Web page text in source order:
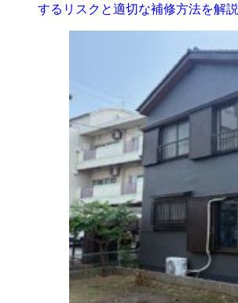
するリスクと適切な補修方法を解説